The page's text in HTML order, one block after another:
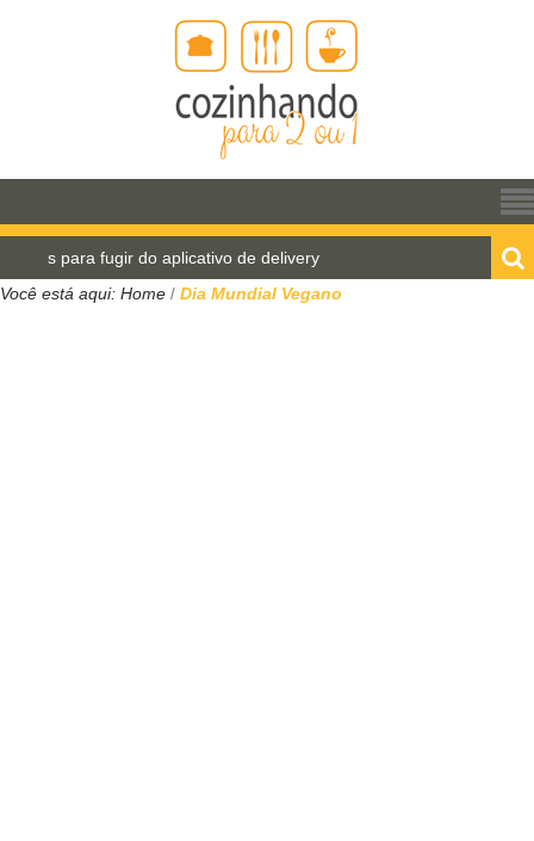
para fugir do aplicativo de delivery
Pão de
Você está aqui: Home / Dia Mundial Vegano